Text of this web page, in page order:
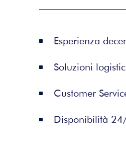
Esperienza
Soluzioni
Customer
Disponibilità